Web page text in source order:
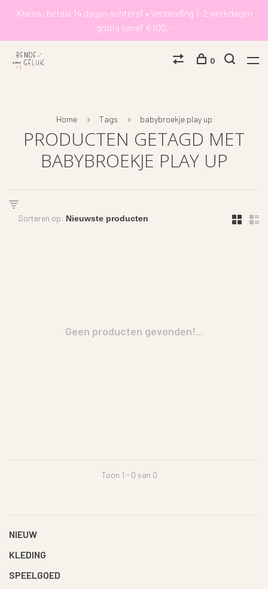
Klarna: betaal 14 dagen achteraf • Verzending 1-2 werkdagen
gratis vanaf €100,-
0
Home Tags babybroekje play up
PRODUCTEN GETAGD MET
BABYBROEKJE PLAY UP
Sorteren op:
Geen producten gevonden!...
Toon 1 - 0 van 0
NIEUW
KLEDING
SPEELGOED